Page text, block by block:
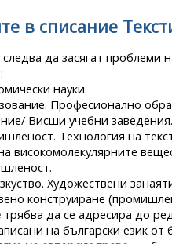
в списание
да засягат проблеми
науки.
Професионално
Висши учебни заведения.
Технология на
високомолекулярните
Художествени
конструиране
трябва да се адресира до
на български език